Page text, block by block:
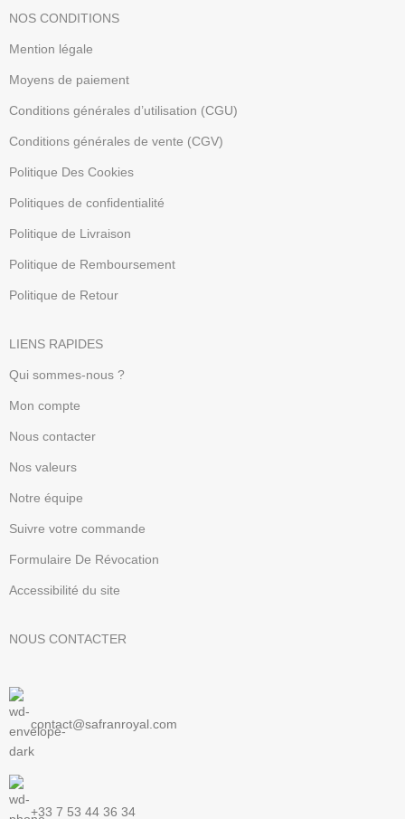
NOS CONDITIONS
Mention légale
Moyens de paiement
Conditions générales d’utilisation (CGU)
Conditions générales de vente (CGV)
Politique Des Cookies
Politiques de confidentialité
Politique de Livraison
Politique de Remboursement
Politique de Retour
LIENS RAPIDES
Qui sommes-nous ?
Mon compte
Nous contacter
Nos valeurs
Notre équipe
Suivre votre commande
Formulaire De Révocation
Accessibilité du site
NOUS CONTACTER
contact@safranroyal.com
+33 7 53 44 36 34